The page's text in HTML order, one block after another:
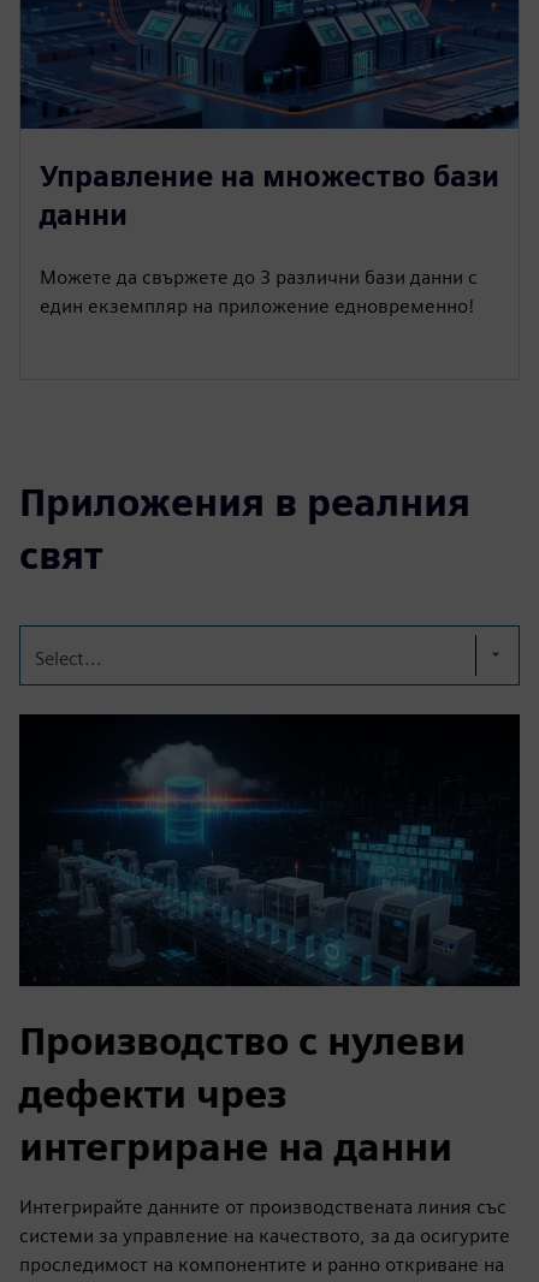
Управление на множество бази
данни
Можете да свържете до 3 различни бази данни с
един екземпляр на приложение едновременно!
Приложения в реалния
свят
Select...
Производство с нулеви
дефекти чрез
интегриране на данни
Интегрирайте данните от производствената линия със
системи за управление на качеството, за да осигурите
проследимост на компонентите и ранно откриване на